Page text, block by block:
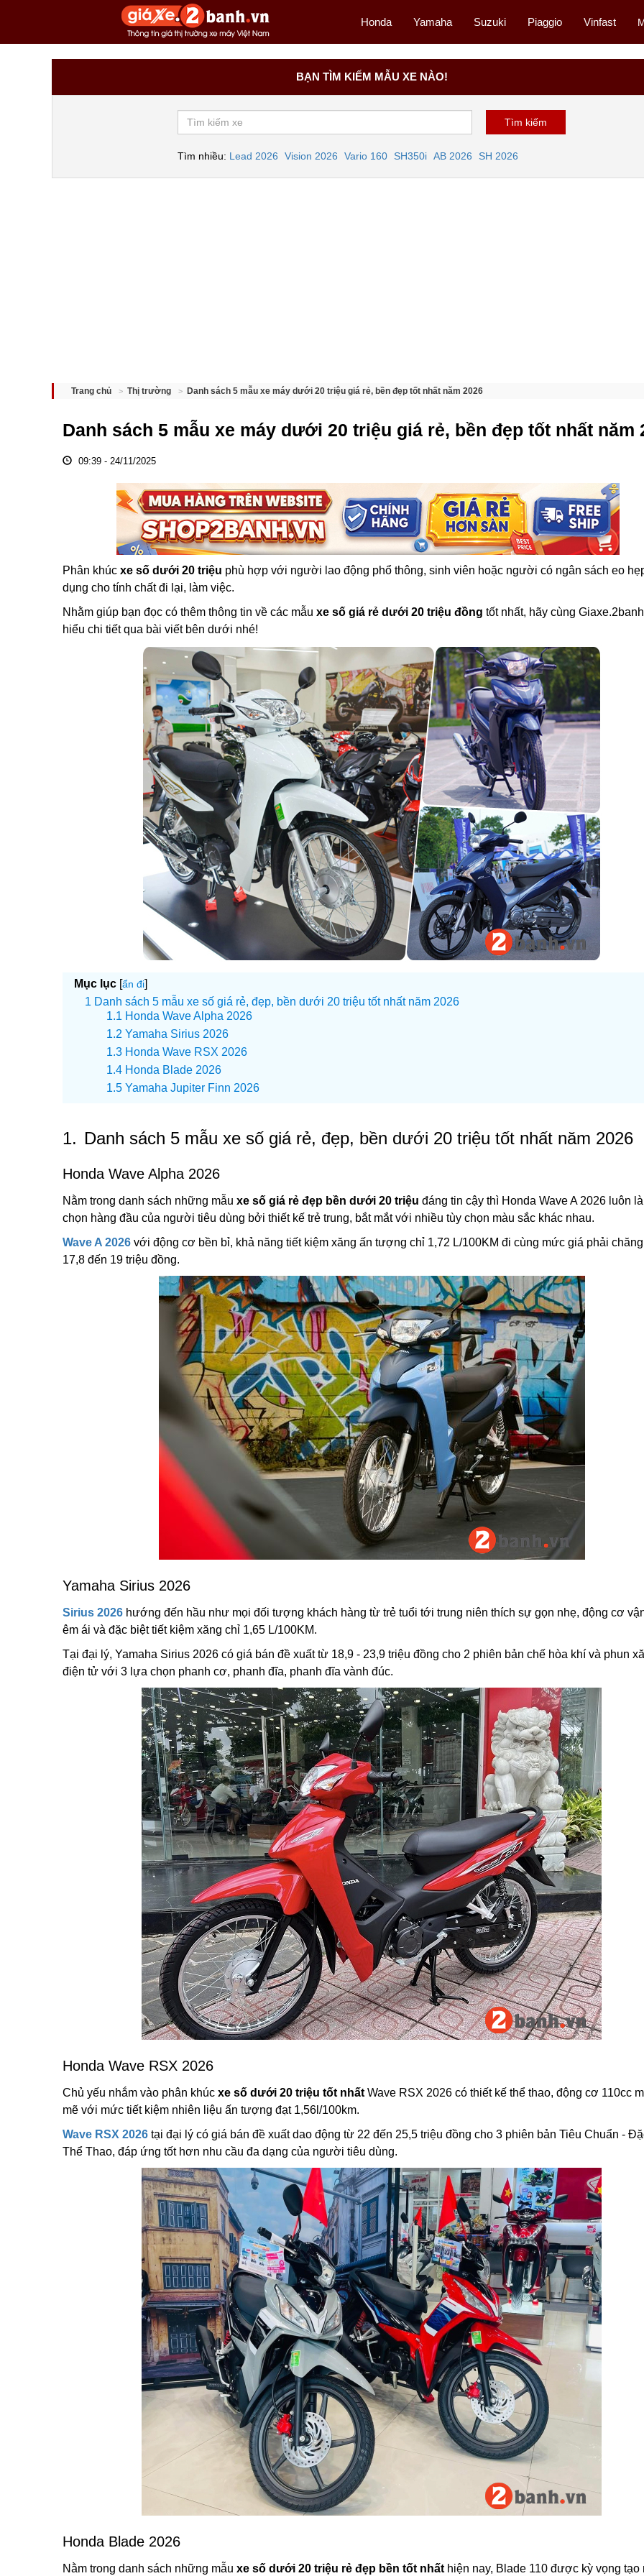
Honda Yamaha Suzuki Piaggio Vinfast
BẠN TÌM KIẾM MẪU XE NÀO!
Tìm nhiều: Lead 2026 Vision 2026 Vario 160 SH350i AB 2026 SH 2026
Trang chủ Thị trường Danh sách 5 mẫu xe máy dưới 20 triệu giá rẻ, bền đẹp tốt nhất năm 2026
Danh sách 5 mẫu xe máy dưới 20 triệu giá rẻ, bền đẹp tốt nhất năm
09:39 - 24/11/2025
Phân khúc xe số dưới 20 triệu phù hợp với người lao động phổ thông, sinh viên hoặc người có ngân sách eo
dụng cho tính chất đi lại, làm việc.
Nhằm giúp bạn đọc có thêm thông tin về các mẫu xe số giá rẻ dưới 20 triệu đồng tốt nhất, hãy cùng
hiểu chi tiết qua bài viết bên dưới nhé!
Mục lục [ẩn đi]
Danh sách 5 mẫu xe số giá rẻ, đẹp, bền dưới 20 triệu tốt nhất năm 2026
Honda Wave Alpha 2026
Yamaha Sirius 2026
Honda Wave RSX 2026
Honda Blade 2026
Yamaha Jupiter Finn 2026
1. Danh sách 5 mẫu xe số giá rẻ, đẹp, bền dưới 20 triệu tốt nhất năm 2026
Honda Wave Alpha 2026
Nằm trong danh sách những mẫu xe số giá rẻ đẹp bền dưới 20 triệu đáng tin cậy thì Honda Wave A 2026 luôn
chọn hàng đầu của người tiêu dùng bởi thiết kế trẻ trung, bắt mắt với nhiều tùy chọn màu sắc khác nhau.
Wave A 2026 với động cơ bền bỉ, khả năng tiết kiệm xăng ấn tượng chỉ 1,72 L/100KM đi cùng mức giá phải
17,8 đến 19 triệu đồng.
Yamaha Sirius 2026
Sirius 2026 hướng đến hầu như mọi đối tượng khách hàng từ trẻ tuổi tới trung niên thích sự gọn nhẹ, động cơ
êm ái và đặc biệt tiết kiệm xăng chỉ 1,65 L/100KM.
Tại đại lý, Yamaha Sirius 2026 có giá bán đề xuất từ 18,9 - 23,9 triệu đồng cho 2 phiên bản chế hòa khí và phun
điện tử với 3 lựa chọn phanh cơ, phanh đĩa, phanh đĩa vành đúc.
Honda Wave RSX 2026
Chủ yếu nhắm vào phân khúc xe số dưới 20 triệu tốt nhất Wave RSX 2026 có thiết kế thể thao, động cơ 110cc
mẽ với mức tiết kiệm nhiên liệu ấn tượng đạt 1,56l/100km.
Wave RSX 2026 tại đại lý có giá bán đề xuất dao động từ 22 đến 25,5 triệu đồng cho 3 phiên bản Tiêu Chuẩn -
Thể Thao, đáp ứng tốt hơn nhu cầu đa dạng của người tiêu dùng.
Honda Blade 2026
Nằm trong danh sách những mẫu xe số dưới 20 triệu rẻ đẹp bền tốt nhất hiện nay, Blade 110 được kỳ vọng tạo